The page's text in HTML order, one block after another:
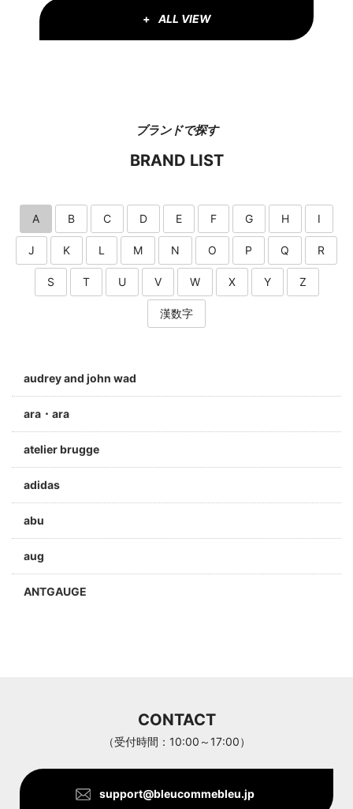
ALL VIEW
ブランドで探す
BRAND LIST
A B C D E F G H I
J K L M N O P Q R
S T U V W X Y Z
漢数字
audrey and john wad
ara・ara
atelier brugge
adidas
abu
aug
ANTGAUGE
CONTACT
（受付時間：10:00～17:00）
support@bleucommebleu.jp